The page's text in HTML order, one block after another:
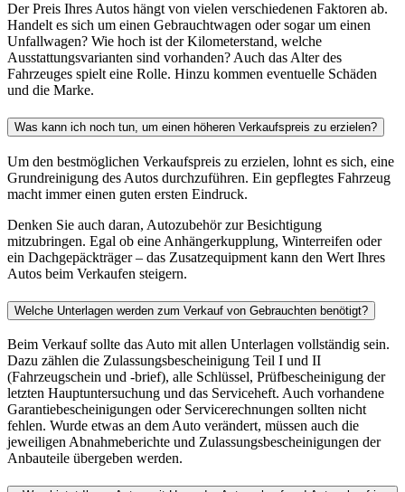
Der Preis Ihres Autos hängt von vielen verschiedenen Faktoren ab.
Handelt es sich um einen Gebrauchtwagen oder sogar um einen
Unfallwagen? Wie hoch ist der Kilometerstand, welche
Ausstattungsvarianten sind vorhanden? Auch das Alter des
Fahrzeuges spielt eine Rolle. Hinzu kommen eventuelle Schäden
und die Marke.
Was kann ich noch tun, um einen höheren Verkaufspreis zu erzielen?
Um den bestmöglichen Verkaufspreis zu erzielen, lohnt es sich, eine
Grundreinigung des Autos durchzuführen. Ein gepflegtes Fahrzeug
macht immer einen guten ersten Eindruck.
Denken Sie auch daran, Autozubehör zur Besichtigung
mitzubringen. Egal ob eine Anhängerkupplung, Winterreifen oder
ein Dachgepäckträger – das Zusatzequipment kann den Wert Ihres
Autos beim Verkaufen steigern.
Welche Unterlagen werden zum Verkauf von Gebrauchten benötigt?
Beim Verkauf sollte das Auto mit allen Unterlagen vollständig sein.
Dazu zählen die Zulassungsbescheinigung Teil I und II
(Fahrzeugschein und -brief), alle Schlüssel, Prüfbescheinigung der
letzten Hauptuntersuchung und das Serviceheft. Auch vorhandene
Garantiebescheinigungen oder Servicerechnungen sollten nicht
fehlen. Wurde etwas an dem Auto verändert, müssen auch die
jeweiligen Abnahmeberichte und Zulassungsbescheinigungen der
Anbauteile übergeben werden.